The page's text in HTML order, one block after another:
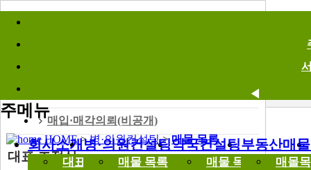
바로가기메뉴
주메뉴
회사소개
대표 인사말
병·의원컨설팅
매물 목록
약국컨설팅
매물 목록
부동산매물
매몰
◀
매입·매각의뢰(비공개)
대표 조정식
HOME>병·의원컨설팅>매물 목록